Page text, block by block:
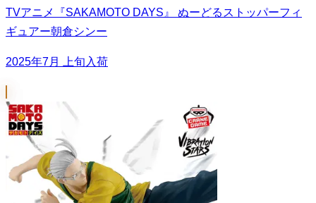
TVアニメ『SAKAMOTO DAYS』 ぬーどるストッパーフィ
ギュアー朝倉シンー
2025年7月 上旬入荷